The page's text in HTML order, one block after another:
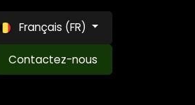
Français (FR)
Contactez-nous